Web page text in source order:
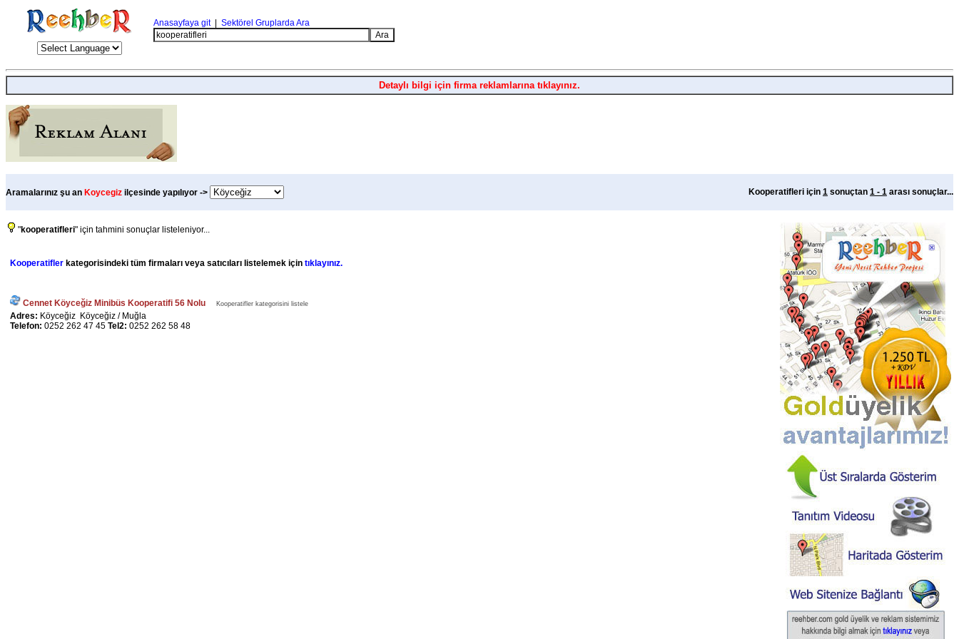
Anasayfaya git| Sektörel Gruplarda Ara
Detaylı bilgi için firma reklamlarına tıklayınız.
Aramalarınız şu an Koycegiz ilçesinde yapılıyor -> Kooperatifleri için 1 sonuçtan 1 - 1 arası sonuçlar...
"kooperatifleri" için tahmini sonuçlar listeleniyor...
Kooperatifler kategorisindeki tüm firmaları veya satıcıları listelemek için tıklayınız.
Cennet Köyceğiz Minibüs Kooperatifi 56 Nolu Kooperatifler kategorisini listele
Adres: Köyceğiz Köyceğiz / Muğla
Telefon: 0252 262 47 45 Tel2: 0252 262 58 48